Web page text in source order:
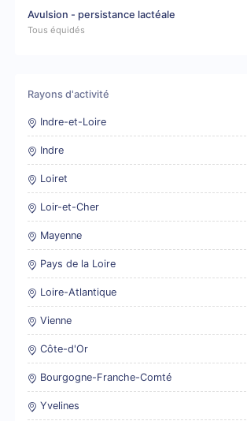
Avulsion - persistance lactéale
Tous équidés
Rayons d'activité
Indre-et-Loire
Indre
Loiret
Loir-et-Cher
Mayenne
Pays de la Loire
Loire-Atlantique
Vienne
Côte-d'Or
Bourgogne-Franche-Comté
Yvelines